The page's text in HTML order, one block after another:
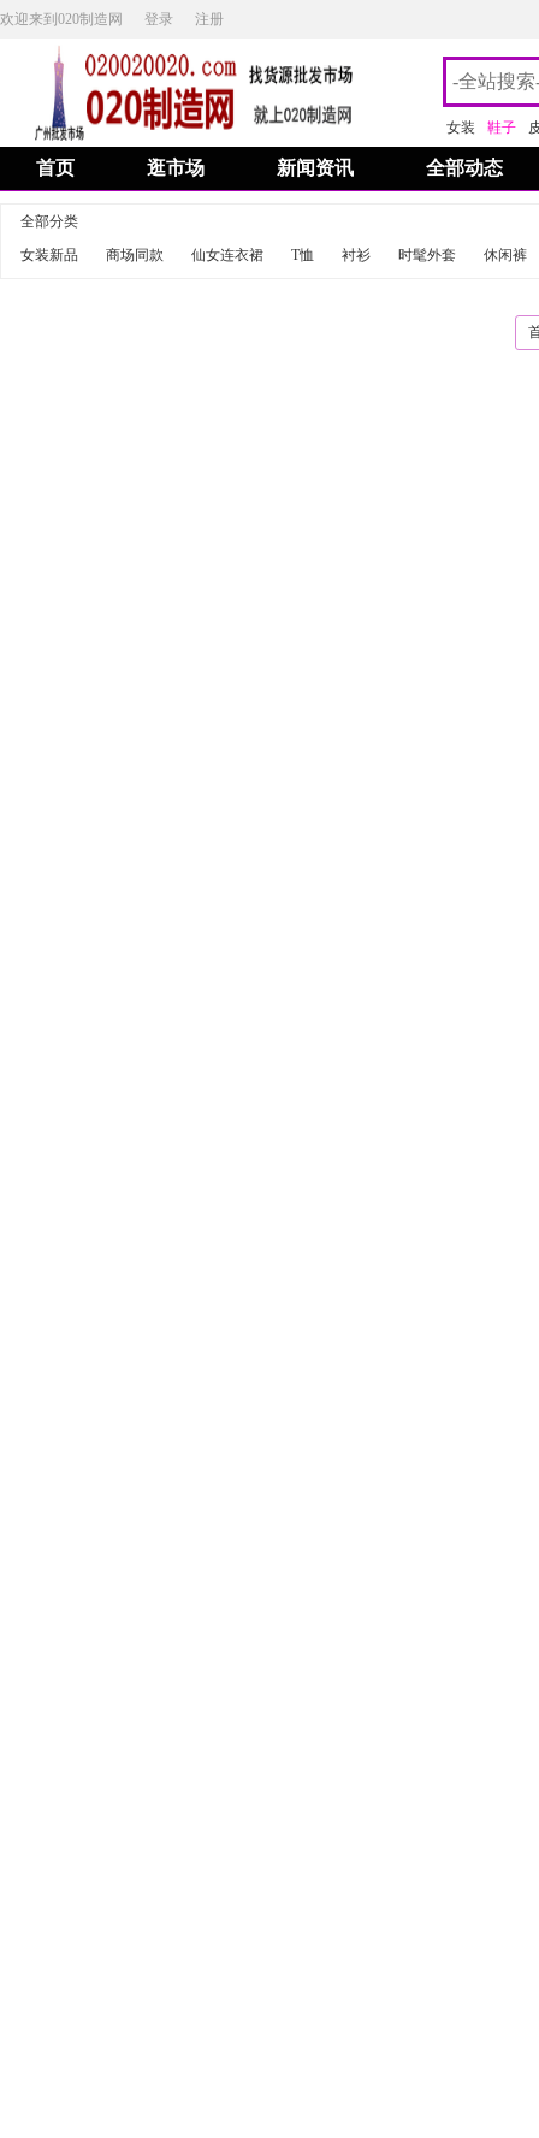
欢迎来到020制造网 登录 注册
女装 鞋子
首页 逛市场 新闻资讯 全部动态
全部分类
女装新品
商场同款 仙女连衣裙 T恤 衬衫 时髦外套 休闲裤